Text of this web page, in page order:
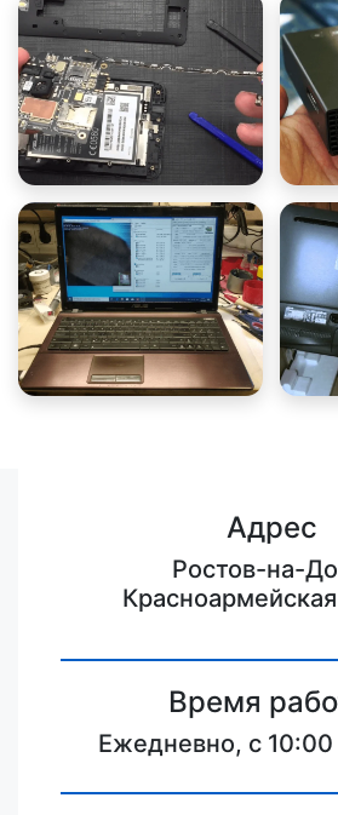
Адрес
Ростов-на-
Время
Ежедневно, с